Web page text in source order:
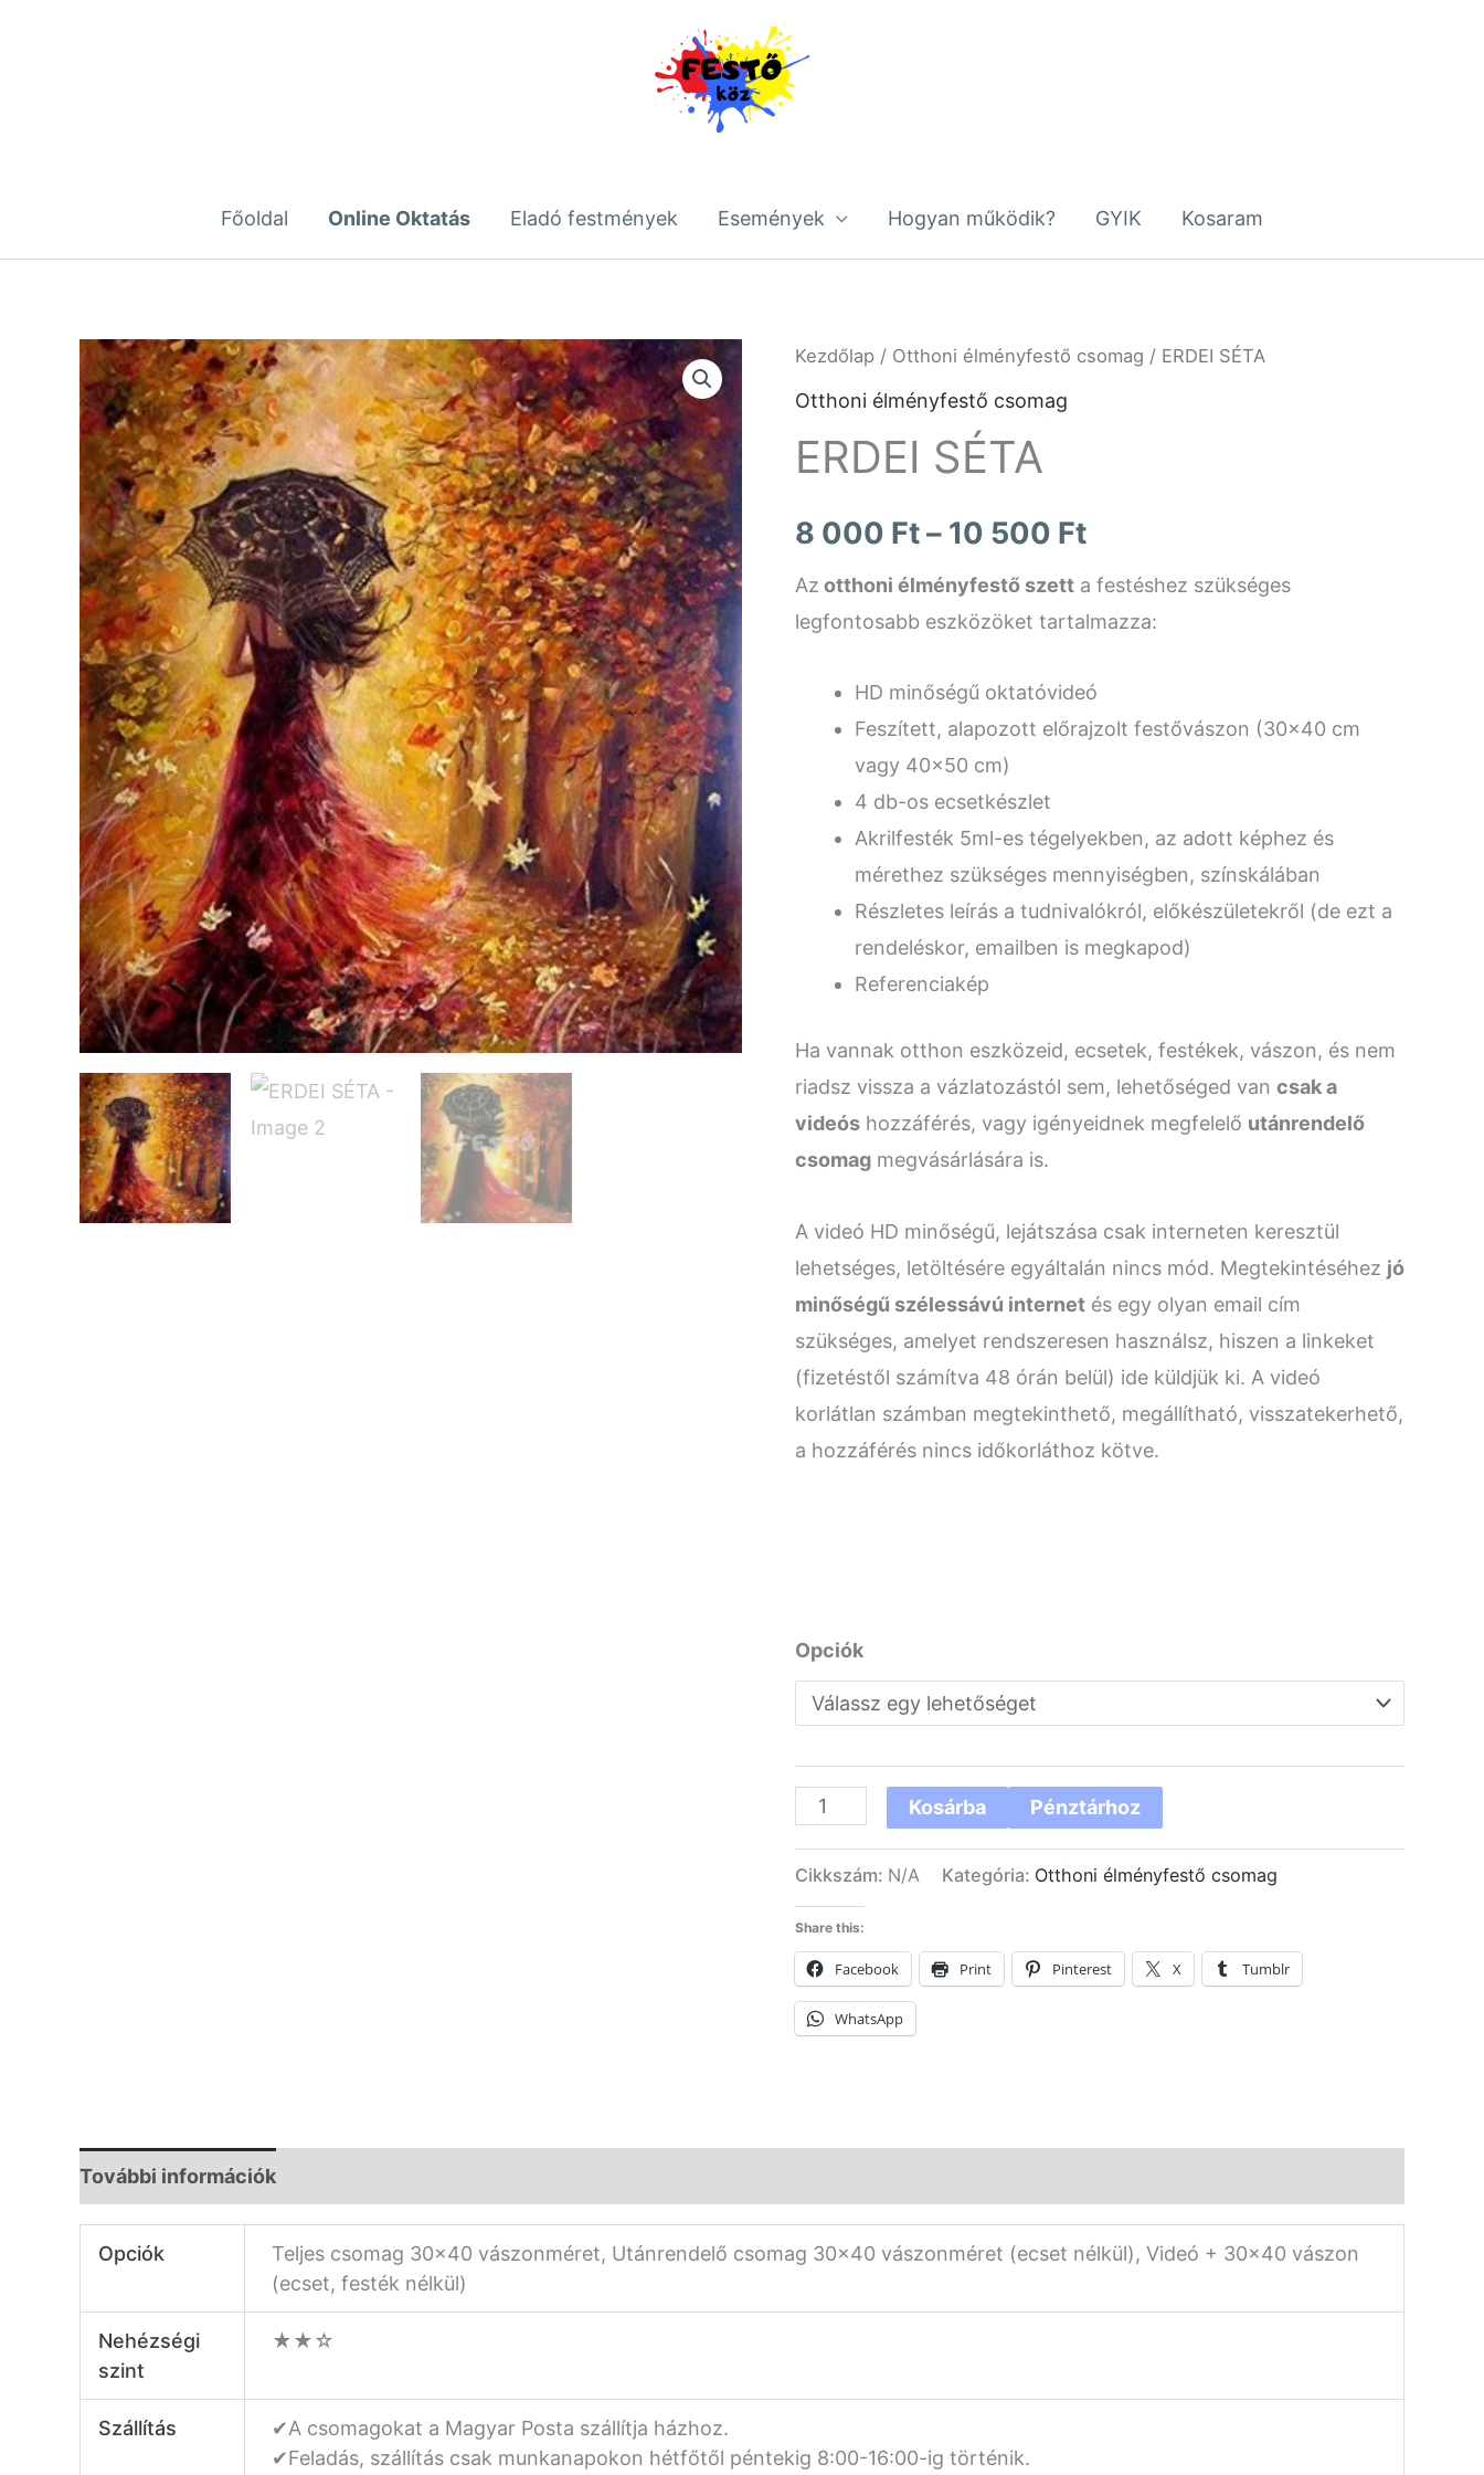
Főoldal Online Oktatás Eladó festmények Események Hogyan működik? GYIK Kosaram
Kezdőlap / Otthoni élményfestő csomag / ERDEI SÉTA
Otthoni élményfestő csomag
ERDEI SÉTA
8 000 Ft– 10 500 Ft
Ártartomány:
-
10
500 Ft
Az otthoni élményfestő szett a festéshez szükséges
legfontosabb eszközöket tartalmazza:
HD minőségű oktatóvideó
Feszített, alapozott előrajzolt festővászon (30×40 cm
vagy 40×50 cm)
4 db-os ecsetkészlet
Akrilfesték 5ml-es tégelyekben, az adott képhez és
mérethez szükséges mennyiségben, színskálában
Részletes leírás a tudnivalókról, előkészületekről (de ezt a
rendeléskor, emailben is megkapod)
Referenciakép
Ha vannak otthon eszközeid, ecsetek, festékek, vászon, és nem
riadsz vissza a vázlatozástól sem, lehetőséged van csak a
videós hozzáférés, vagy igényeidnek megfelelő utánrendelő
csomag megvásárlására is.
A videó HD minőségű, lejátszása csak interneten keresztül
lehetséges, letöltésére egyáltalán nincs mód. Megtekintéséhez jó
minőségű szélessávú internet és egy olyan email cím
szükséges, amelyet rendszeresen használsz, hiszen a linkeket
(fizetéstől számítva 48 órán belül) ide küldjük ki. A videó
korlátlan számban megtekinthető, megállítható, visszatekerhető,
a hozzáférés nincs időkorláthoz kötve.
Opciók
ERDEI
SÉTA
Kosárba Pénztárhoz
Cikkszám: N/A Kategória: Otthoni élményfestő csomag
Share this:
Facebook Print Pinterest X Tumblr
WhatsApp
További információk
Opciók
Teljes csomag 30×40 vászonméret, Utánrendelő csomag 30×40 vászonméret (ecset nélkül), Videó + 30×40 vászon
(ecset, festék nélkül)
Nehézségi
szint
★★☆
Szállítás
✔A csomagokat a Magyar Posta szállítja házhoz.
✔Feladás, szállítás csak munkanapokon hétfőtől péntekig 8:00-16:00-ig történik.